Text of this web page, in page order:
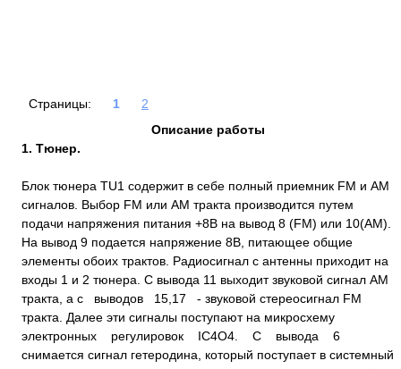
Страницы: 1
2
Описание работы
1. Тюнер.
Блок тюнера TU1 содержит в себе полный приемник FM и AM
сигналов. Выбор FM или AM тракта производится путем
подачи напряжения питания +8В на вывод 8 (FM) или 10(АМ).
На вывод 9 подается напряжение 8В, питающее общие
элементы обоих трактов. Радиосигнал с антенны приходит на
входы 1 и 2 тюнера. С вывода 11 выходит звуковой сигнал AM
тракта, а с выводов 15,17 - звуковой стереосигнал FM
тракта. Далее эти сигналы поступают на микросхему
электронных регулировок IC4O4. С вывода 6
снимается сигнал гетеродина, который поступает в системный